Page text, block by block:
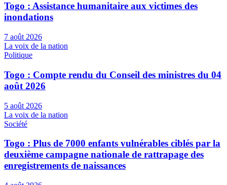
Togo : Assistance humanitaire aux victimes des
inondations
7 août 2026
La voix de la nation
Politique
Togo : Compte rendu du Conseil des ministres du 04
août 2026
5 août 2026
La voix de la nation
Société
Togo : Plus de 7000 enfants vulnérables ciblés par la
deuxième campagne nationale de rattrapage des
enregistrements de naissances